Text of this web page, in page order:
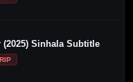
(2025) Sinhala Subtitle